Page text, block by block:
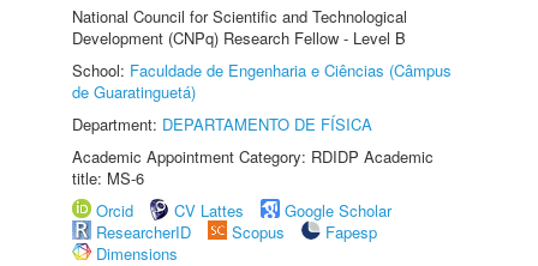
National Council for Scientific and Technological
Development (CNPq) Research Fellow - Level B
School: Faculdade de Engenharia e Ciências (Câmpus
de Guaratinguetá)
Department: DEPARTAMENTO DE FÍSICA
Academic Appointment Category: RDIDP Academic
title: MS-6
Orcid
CV Lattes
Google Scholar
ResearcherID
Scopus
Fapesp
Dimensions